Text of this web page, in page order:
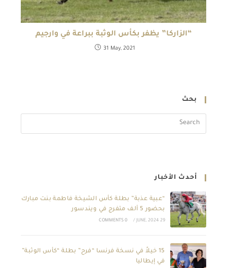
“الزاركا” يظفر بكأس الوثبة ببراعة في وارجيم
31 May, 2021
بحث
أحدث الأخبار
“عبية عذبة” بطلة كأس الشيخة فاطمة بنت مبارك
بحضور 5 ألف متفرج في ويندسور
29 JUNE, 2024
/
0 COMMENTS
15 خيلاً في نسخة فرنسا “فرح” بطلة “كأس الوثبة”
في إيطاليا